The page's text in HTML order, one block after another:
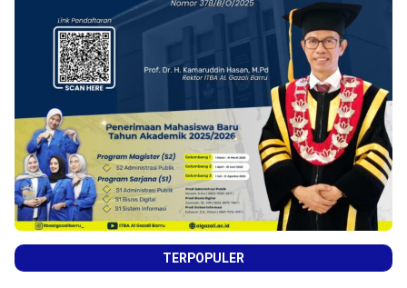
TERPOPULER